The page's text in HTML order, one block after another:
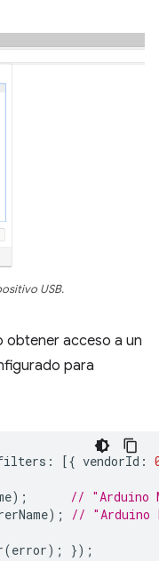
USB.
obtener acceso a un
para
: [{ vendorId :
);
// "Arduino
);
// "Arduino
(error); });